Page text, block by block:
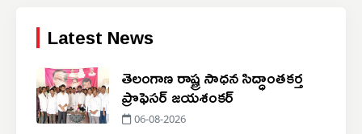
Latest News
తెలంగాణ రాష్ట్ర సాధన సిద్ధాంతకర్త
ప్రొఫెసర్ జయశంకర్
06-08-2026